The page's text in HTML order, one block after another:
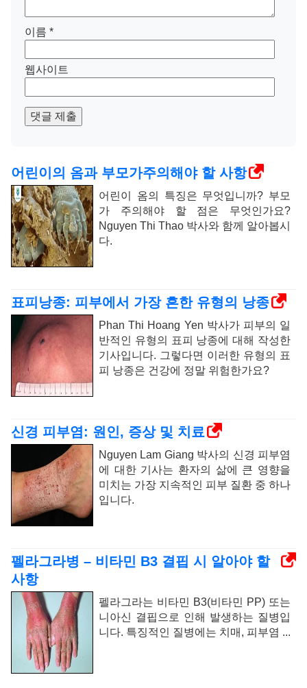
이름 *
웹사이트
댓글 제출
어린이의 옴과 부모가주의해야 할 사항
어린이 옴의 특징은 무엇입니까? 부모
가 주의해야 할 점은 무엇인가요?
Nguyen Thi Thao 박사와 함께 알아봅시
다.
표피낭종: 피부에서 가장 흔한 유형의 낭종
Phan Thi Hoang Yen 박사가 피부의 일
반적인 유형의 표피 낭종에 대해 작성한
기사입니다. 그렇다면 이러한 유형의 표
피 낭종은 건강에 정말 위험한가요?
신경 피부염: 원인, 증상 및 치료
Nguyen Lam Giang 박사의 신경 피부염
에 대한 기사는 환자의 삶에 큰 영향을
미치는 가장 지속적인 피부 질환 중 하나
입니다.
펠라그라병 – 비타민 B3 결핍 시 알아야 할
사항
펠라그라는 비타민 B3(비타민 PP) 또는
니아신 결핍으로 인해 발생하는 질병입
니다. 특징적인 질병에는 치매, 피부염 ...